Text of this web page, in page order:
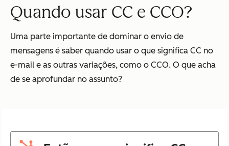
Quando usar CC e CCO?
Uma parte importante de dominar o envio de
mensagens é saber quando usar o que significa CC no
e-mail e as outras variações, como o CCO. O que acha
de se aprofundar no assunto?